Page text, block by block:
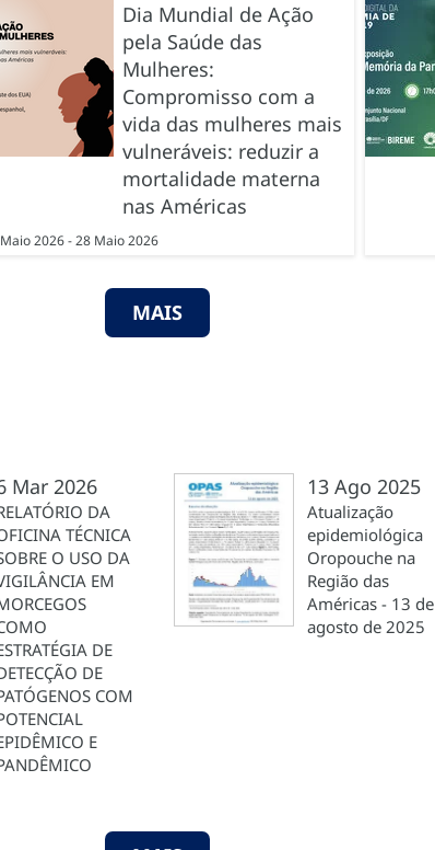
Dia Mundial de Ação
pela Saúde das
Mulheres:
Compromisso com a
vida das mulheres mais
vulneráveis: reduzir a
mortalidade materna
nas Américas
2026 - 28 Maio 2026
MAIS
Mar 2026
DA
TÉCNICA
O USO DA
EM
DE
DE
COM
E
13 Ago 2025
Atualização
epidemiológica
Oropouche na
Região das
Américas - 13 de
agosto de 2025